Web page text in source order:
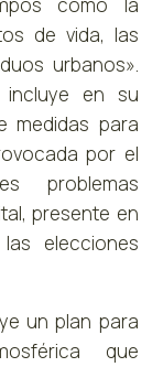
de vida, las
urbanos».
incluye en su
medidas para
por el
problemas
presente en
elecciones
un plan para
que